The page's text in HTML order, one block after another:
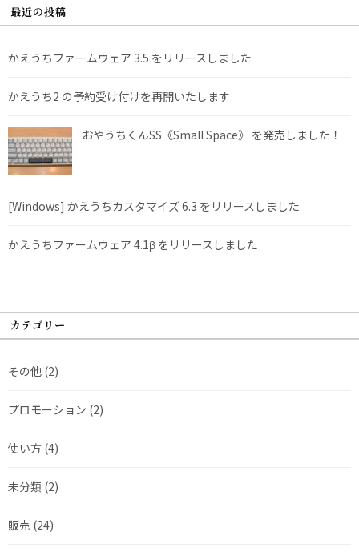
最近の投稿
かえうちファームウェア 3.5 をリリースしました
かえうち2 の予約受け付けを再開いたします
おやうちくんSS《Small Space》 を発売しました！
[Windows] かえうちカスタマイズ 6.3 をリリースしました
かえうちファームウェア 4.1β をリリースしました
カテゴリー
その他 (2)
プロモーション (2)
使い方 (4)
未分類 (2)
販売 (24)